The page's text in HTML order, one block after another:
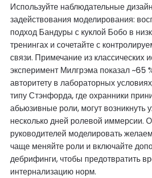
Используйте наблюдательные
задействования моделирования:
подход Бандуры с куклой Бобо в
тренингах и сочетайте с
связи. Примечание из классических
эксперимент Милгрэма показал ~65
авторитету в лабораторных
типу Стэнфорда, где охранники
абьюзивные роли, могут возникнуть
несколько дней ролевой иммерсии.
руководителей моделировать
чаще меняйте роли и включайте
дебрифинги, чтобы предотвратить
интернализацию норм.